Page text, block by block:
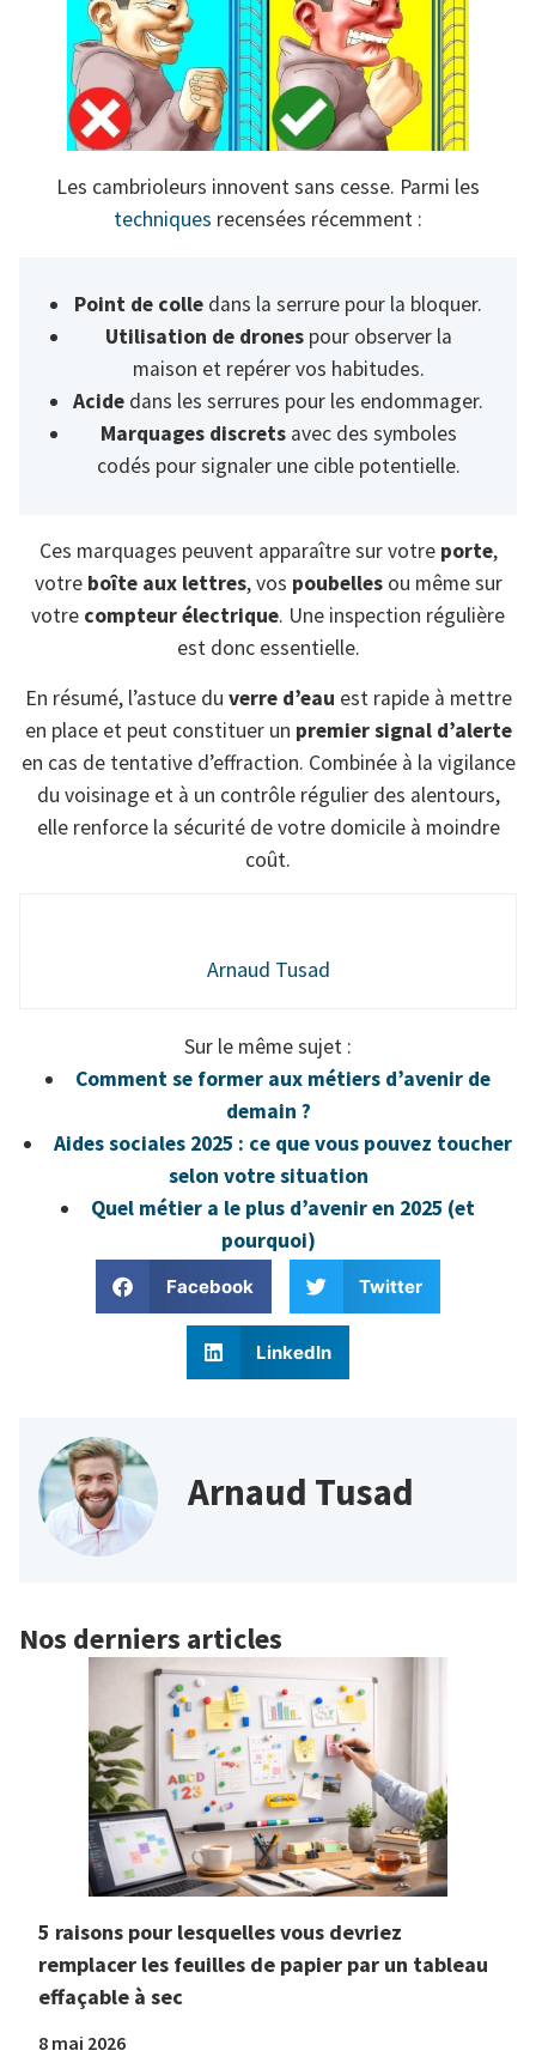
Les cambrioleurs innovent sans cesse. Parmi les
techniques recensées récemment :
Point de colle dans la serrure pour la bloquer.
Utilisation de dronespour observer la
maison et repérer vos habitudes.
Acide dans les serrures pour les endommager.
Marquages discretsavec des symboles
codés pour signaler une cible potentielle.
Ces marquages peuvent apparaître sur votre porte,
votre boîte aux lettres, vos poubellesou même sur
votre compteur électrique. Une inspection régulière
est donc essentielle.
En résumé, l’astuce du verre d’eau est rapide à mettre
en place et peut constituer un premier signal d’alerte
en cas de tentative d’effraction. Combinée à la vigilance
du voisinage et à un contrôle régulier des alentours,
elle renforce la sécurité de votre domicile à moindre
coût.
Arnaud Tusad
Sur le même sujet :
Comment se former aux métiers d’avenir de
demain ?
Aides sociales 2025 : ce que vous pouvez toucher
selon votre situation
Quel métier a le plus d’avenir en 2025 (et
pourquoi)
Facebook Twitter
LinkedIn
Arnaud Tusad
Nos derniers articles
5 raisons pour lesquelles vous devriez
remplacer les feuilles de papier par un tableau
effaçable à sec
8 mai 2026